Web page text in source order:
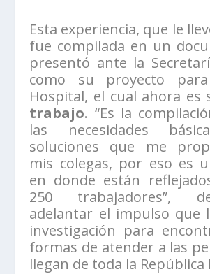
Esta experiencia, que le
fue compilada en un
presentó ante la
como su proyecto
Hospital, el cual ahora es
trabajo. “Es la
las necesidades
soluciones que me
mis colegas, por eso es
en donde están
250 trabajadores”,
adelantar el impulso que
investigación para
formas de atender a las
llegan de toda la República